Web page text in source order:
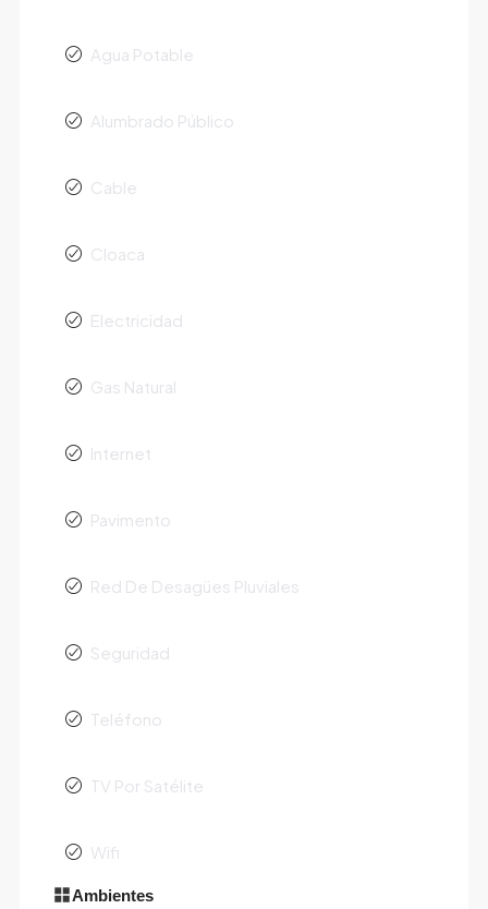
Agua Potable
Alumbrado Público
Cable
Cloaca
Electricidad
Gas Natural
Internet
Pavimento
Red De Desagües Pluviales
Seguridad
Teléfono
TV Por Satélite
Wifi
Ambientes